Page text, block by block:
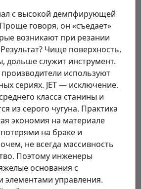
с высокой демпфирующей
говоря, он «съедает»
возникают при резании
Чище поверхность,
дольше служит инструмент.
используют
сериях. JET — исключение.
класса станины и
из серого чугуна. Практика
экономия на материале
на браке и
не всегда массивность
Поэтому инженеры
основания с
управления.